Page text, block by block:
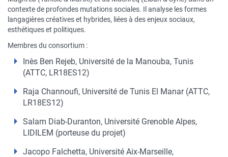
contexte de profondes mutations sociales. Il analyse les formes
langagières créatives et hybrides, liées à des enjeux sociaux,
esthétiques et politiques.
Membres du consortium :
Inès Ben Rejeb, Université de la Manouba, Tunis
(ATTC, LR18ES12)
Raja Channoufi, Université de Tunis El Manar (ATTC,
LR18ES12)
Salam Diab-Duranton, Université Grenoble Alpes,
LIDILEM (porteuse du projet)
Jacopo Falchetta, Université Aix-Marseille,